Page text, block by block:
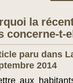
la
concerne-t-
paru dans
2014
aux